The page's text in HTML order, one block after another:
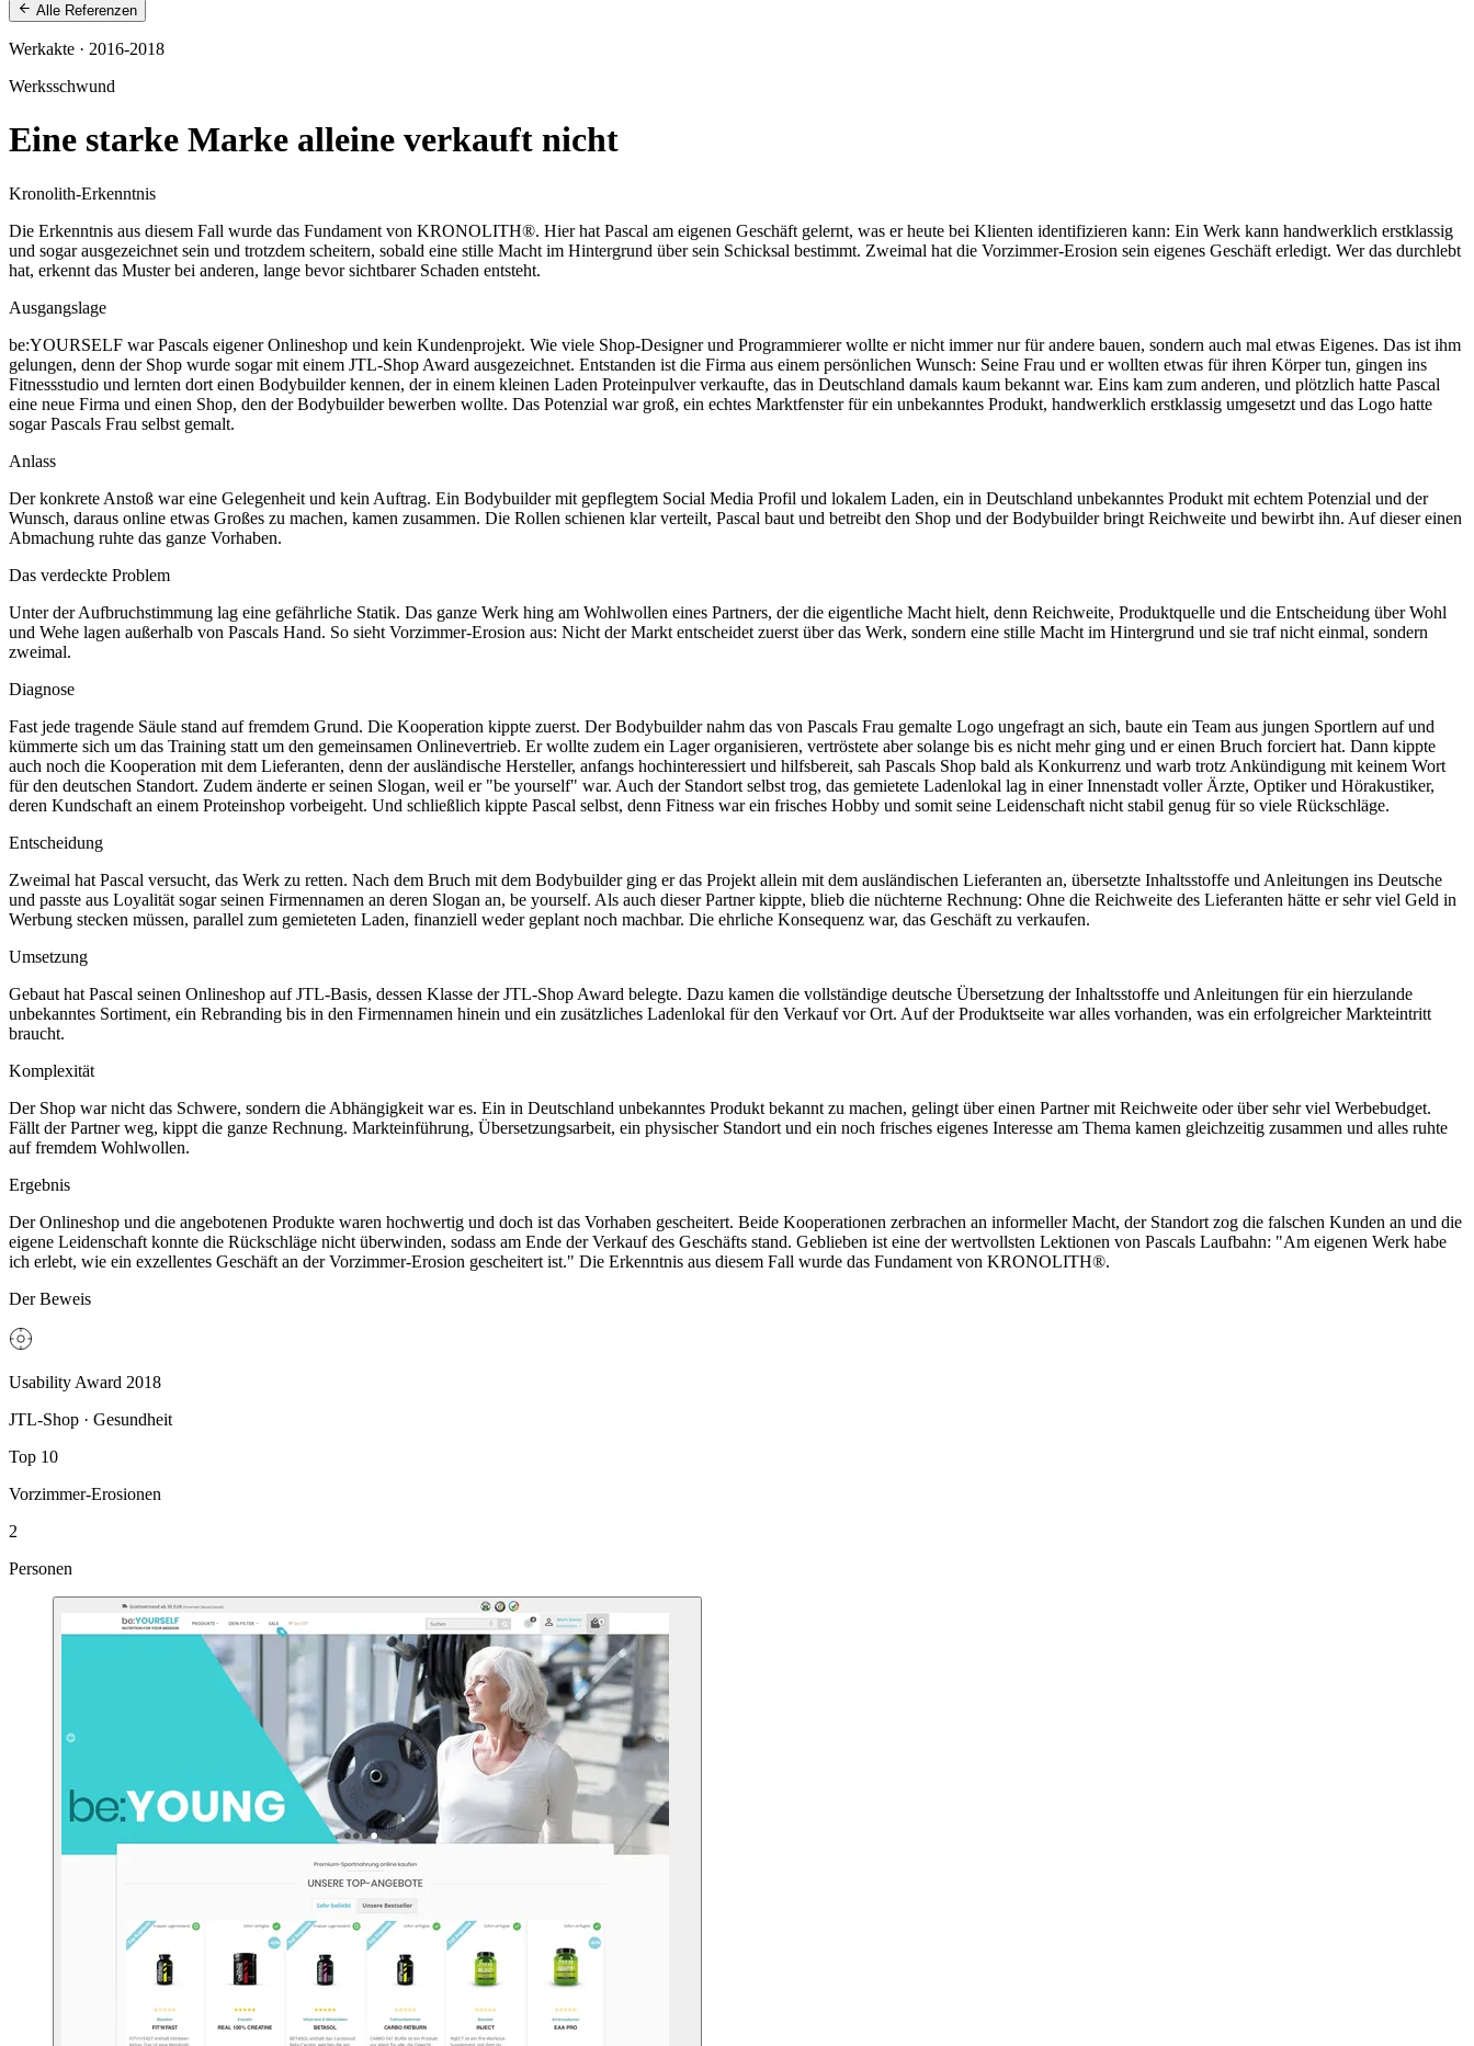
Alle Referenzen
Werkakte · 2016-2018
Werksschwund
Eine starke Marke alleine verkauft nicht
Kronolith-Erkenntnis
Die Erkenntnis aus diesem Fall wurde das Fundament von KRONOLITH®. Hier hat Pascal am eigenen Geschäft gelernt, was er heute bei Klienten identifizieren kann: Ein Werk kann handwerklich erstklassig
und sogar ausgezeichnet sein und trotzdem scheitern, sobald eine stille Macht im Hintergrund über sein Schicksal bestimmt. Zweimal hat die Vorzimmer-Erosion sein eigenes Geschäft erledigt. Wer das durchlebt
hat, erkennt das Muster bei anderen, lange bevor sichtbarer Schaden entsteht.
Ausgangslage
be:YOURSELF war Pascals eigener Onlineshop und kein Kundenprojekt. Wie viele Shop-Designer und Programmierer wollte er nicht immer nur für andere bauen, sondern auch mal etwas Eigenes. Das ist ihm
gelungen, denn der Shop wurde sogar mit einem JTL-Shop Award ausgezeichnet. Entstanden ist die Firma aus einem persönlichen Wunsch: Seine Frau und er wollten etwas für ihren Körper tun, gingen ins
Fitnessstudio und lernten dort einen Bodybuilder kennen, der in einem kleinen Laden Proteinpulver verkaufte, das in Deutschland damals kaum bekannt war. Eins kam zum anderen, und plötzlich hatte Pascal
eine neue Firma und einen Shop, den der Bodybuilder bewerben wollte. Das Potenzial war groß, ein echtes Marktfenster für ein unbekanntes Produkt, handwerklich erstklassig umgesetzt und das Logo hatte
sogar Pascals Frau selbst gemalt.
Anlass
Der konkrete Anstoß war eine Gelegenheit und kein Auftrag. Ein Bodybuilder mit gepflegtem Social Media Profil und lokalem Laden, ein in Deutschland unbekanntes Produkt mit echtem Potenzial und der
Wunsch, daraus online etwas Großes zu machen, kamen zusammen. Die Rollen schienen klar verteilt, Pascal baut und betreibt den Shop und der Bodybuilder bringt Reichweite und bewirbt ihn. Auf dieser einen
Abmachung ruhte das ganze Vorhaben.
Das verdeckte Problem
Unter der Aufbruchstimmung lag eine gefährliche Statik. Das ganze Werk hing am Wohlwollen eines Partners, der die eigentliche Macht hielt, denn Reichweite, Produktquelle und die Entscheidung über Wohl
und Wehe lagen außerhalb von Pascals Hand. So sieht Vorzimmer-Erosion aus: Nicht der Markt entscheidet zuerst über das Werk, sondern eine stille Macht im Hintergrund und sie traf nicht einmal, sondern
zweimal.
Diagnose
Fast jede tragende Säule stand auf fremdem Grund. Die Kooperation kippte zuerst. Der Bodybuilder nahm das von Pascals Frau gemalte Logo ungefragt an sich, baute ein Team aus jungen Sportlern auf und
kümmerte sich um das Training statt um den gemeinsamen Onlinevertrieb. Er wollte zudem ein Lager organisieren, vertröstete aber solange bis es nicht mehr ging und er einen Bruch forciert hat. Dann kippte
auch noch die Kooperation mit dem Lieferanten, denn der ausländische Hersteller, anfangs hochinteressiert und hilfsbereit, sah Pascals Shop bald als Konkurrenz und warb trotz Ankündigung mit keinem Wort
für den deutschen Standort. Zudem änderte er seinen Slogan, weil er "be yourself" war. Auch der Standort selbst trog, das gemietete Ladenlokal lag in einer Innenstadt voller Ärzte, Optiker und Hörakustiker,
deren Kundschaft an einem Proteinshop vorbeigeht. Und schließlich kippte Pascal selbst, denn Fitness war ein frisches Hobby und somit seine Leidenschaft nicht stabil genug für so viele Rückschläge.
Entscheidung
Zweimal hat Pascal versucht, das Werk zu retten. Nach dem Bruch mit dem Bodybuilder ging er das Projekt allein mit dem ausländischen Lieferanten an, übersetzte Inhaltsstoffe und Anleitungen ins Deutsche
und passte aus Loyalität sogar seinen Firmennamen an deren Slogan an, be yourself. Als auch dieser Partner kippte, blieb die nüchterne Rechnung: Ohne die Reichweite des Lieferanten hätte er sehr viel Geld in
Werbung stecken müssen, parallel zum gemieteten Laden, finanziell weder geplant noch machbar. Die ehrliche Konsequenz war, das Geschäft zu verkaufen.
Umsetzung
Gebaut hat Pascal seinen Onlineshop auf JTL-Basis, dessen Klasse der JTL-Shop Award belegte. Dazu kamen die vollständige deutsche Übersetzung der Inhaltsstoffe und Anleitungen für ein hierzulande
unbekanntes Sortiment, ein Rebranding bis in den Firmennamen hinein und ein zusätzliches Ladenlokal für den Verkauf vor Ort. Auf der Produktseite war alles vorhanden, was ein erfolgreicher Markteintritt
braucht.
Komplexität
Der Shop war nicht das Schwere, sondern die Abhängigkeit war es. Ein in Deutschland unbekanntes Produkt bekannt zu machen, gelingt über einen Partner mit Reichweite oder über sehr viel Werbebudget.
Fällt der Partner weg, kippt die ganze Rechnung. Markteinführung, Übersetzungsarbeit, ein physischer Standort und ein noch frisches eigenes Interesse am Thema kamen gleichzeitig zusammen und alles ruhte
auf fremdem Wohlwollen.
Ergebnis
Der Onlineshop und die angebotenen Produkte waren hochwertig und doch ist das Vorhaben gescheitert. Beide Kooperationen zerbrachen an informeller Macht, der Standort zog die falschen Kunden an und die
eigene Leidenschaft konnte die Rückschläge nicht überwinden, sodass am Ende der Verkauf des Geschäfts stand. Geblieben ist eine der wertvollsten Lektionen von Pascals Laufbahn: "Am eigenen Werk habe
ich erlebt, wie ein exzellentes Geschäft an der Vorzimmer-Erosion gescheitert ist." Die Erkenntnis aus diesem Fall wurde das Fundament von KRONOLITH®.
Der Beweis
Usability Award 2018
JTL-Shop · Gesundheit
Top 10
Vorzimmer-Erosionen
2
Personen